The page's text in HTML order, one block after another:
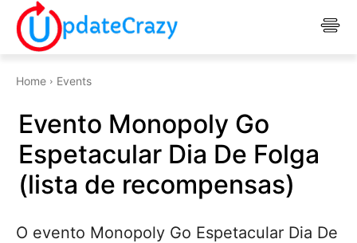
Home Events
Evento Monopoly Go
Espetacular Dia De Folga
(lista de recompensas)
O evento Monopoly Go Espetacular Dia De